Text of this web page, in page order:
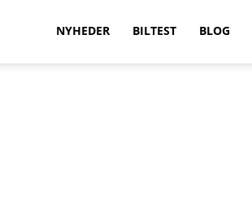
NYHEDER BILTEST BLOG